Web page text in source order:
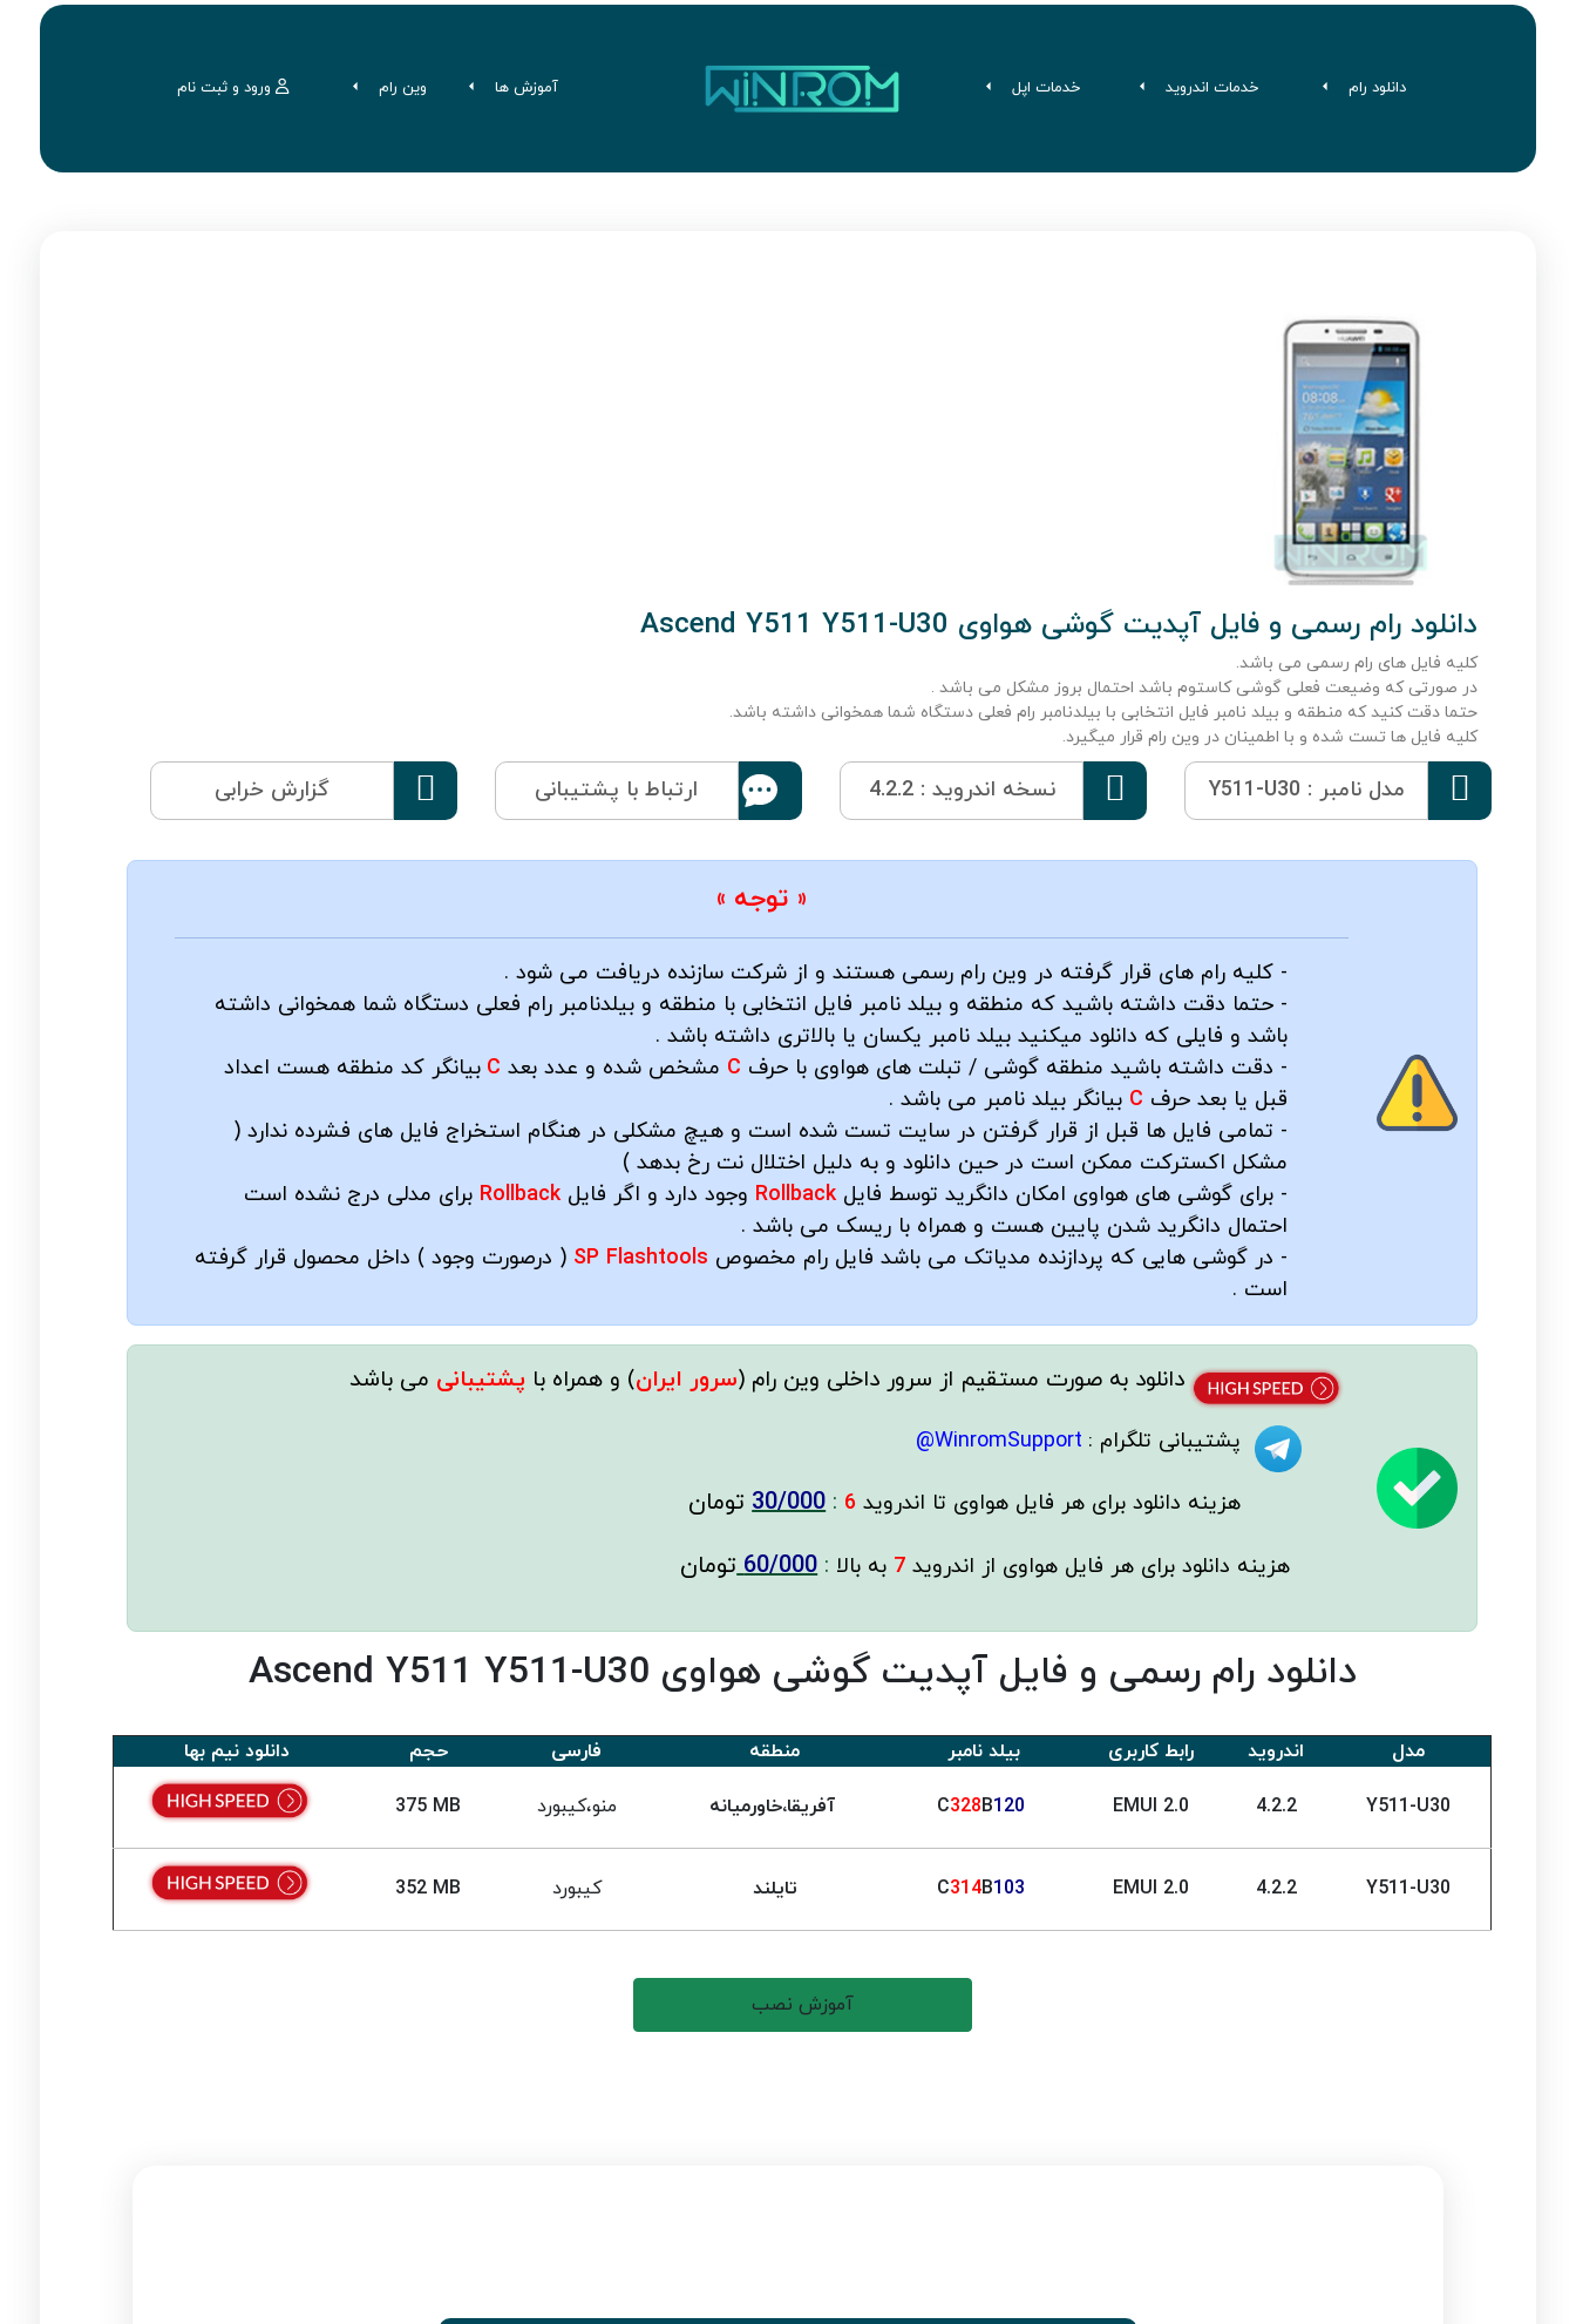
دانلود رام خدمات اندروید خدمات اپل آموزش ها وین رام ورود و ثبت نام
دانلود رام رسمی و فایل آپدیت گوشی هواوی Ascend Y511 Y511-U30
کلیه فایل های رام رسمی می باشد.
در صورتی که وضیعت فعلی گوشی کاستوم باشد احتمال بروز مشکل می باشد .
حتما دقت کنید که منطقه و بیلد نامبر فایل انتخابی با بیلدنامبر رام فعلی دستگاه شما همخوانی داشته باشد.
کلیه فایل ها تست شده و با اطمینان در وین رام قرار میگیرد.
 مدل نامبر : Y511-U30  نسخه اندروید : 4.2.2 ارتباط با پشتیبانی  گزارش خرابی
« توجه »
- کلیه رام های قرار گرفته در وین رام رسمی هستند و از شرکت سازنده دریافت می شود .
- حتما دقت داشته باشید که منطقه و بیلد نامبر فایل انتخابی با منطقه و بیلدنامبر رام فعلی دستگاه شما همخوانی داشته
باشد و فایلی که دانلود میکنید بیلد نامبر یکسان یا بالاتری داشته باشد .
- دقت داشته باشید منطقه گوشی / تبلت های هواوی با حرف C مشخص شده و عدد بعد C بیانگر کد منطقه هست اعداد
قبل یا بعد حرف C بیانگر بیلد نامبر می باشد .
- تمامی فایل ها قبل از قرار گرفتن در سایت تست شده است و هیچ مشکلی در هنگام استخراج فایل های فشرده ندارد (
مشکل اکسترکت ممکن است در حین دانلود و به دلیل اختلال نت رخ بدهد )
- برای گوشی های هواوی امکان دانگرید توسط فایل Rollback وجود دارد و اگر فایل Rollback برای مدلی درج نشده است
احتمال دانگرید شدن پایین هست و همراه با ریسک می باشد .
- در گوشی هایی که پردازنده مدیاتک می باشد فایل رام مخصوص SP Flashtools ( درصورت وجود ) داخل محصول قرار گرفته
است .
دانلود به صورت مستقیم از سرور داخلی وین رام (سرور ایران) و همراه با پشتیبانی می باشد
پشتیبانی تلگرام : WinromSupport@
هزینه دانلودبرای هر فایل هواوی تا اندروید 6
:
30/000تومان
هزینه دانلود برای هر فایل هواوی از اندروید 7 به بالا :
60/000 تومان
دانلود رام رسمی و فایل آپدیت گوشی هواوی Ascend Y511 Y511-U30
مدل اندروید رابط کاربری بیلد نامبر منطقه فارسی حجم دانلود نیم بها
Y511-U30
4.2.2
EMUI 2.0
328B120 آفریقا،خاورمیانه منو،کیبورد 375 MB
Y511-U30
4.2.2
EMUI 2.0
314B103 تایلند کیبورد 352 MB
آموزش نصب